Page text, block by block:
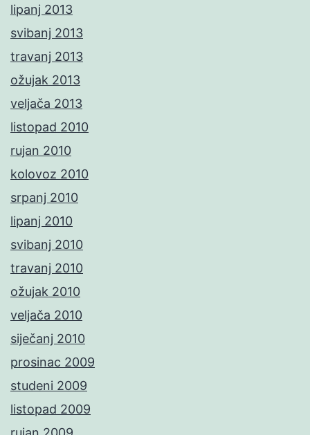
lipanj 2013
svibanj 2013
travanj 2013
ožujak 2013
veljača 2013
listopad 2010
rujan 2010
kolovoz 2010
srpanj 2010
lipanj 2010
svibanj 2010
travanj 2010
ožujak 2010
veljača 2010
siječanj 2010
prosinac 2009
studeni 2009
listopad 2009